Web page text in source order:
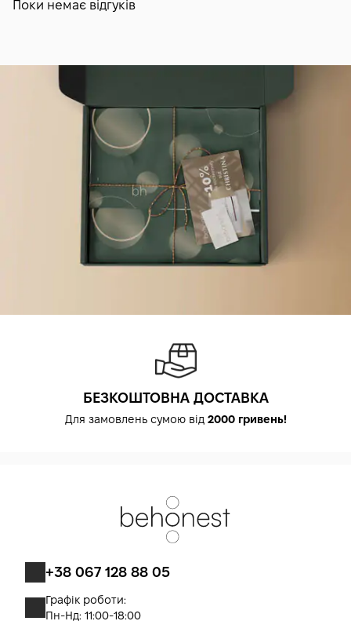
Поки немає відгуків
БЕЗКОШТОВНА ДОСТАВКА
Для замовлень сумою від 2000 гривень!
+38 067 128 88 05
Графік роботи:
Пн-Нд: 11:00-18:00